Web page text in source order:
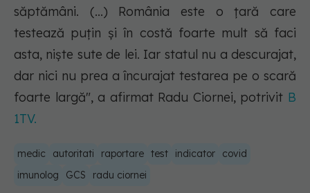
săptămâni. (...) România este o țară care
testează puțin și în costă foarte mult să faci
asta, niște sute de lei. Iar statul nu a descurajat,
dar nici nu prea a încurajat testarea pe o scară
foarte largă",a afirmat Radu Ciornei, potrivit B
1TV.
medic autoritati raportare test indicator
covid
imunolog
GCS radu ciornei